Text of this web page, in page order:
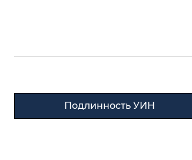
Подлинность УИН